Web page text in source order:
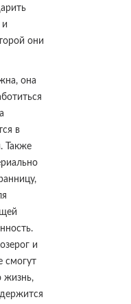
и
они
она
в
Также
и
смогут
жизнь,